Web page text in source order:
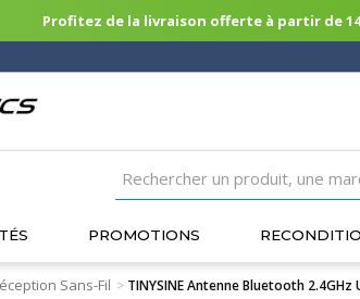
Profitez de la livraison offerte à partir de
PROMOTIONS
Sans-Fil > TINYSINE Antenne Bluetooth 2.4GHz